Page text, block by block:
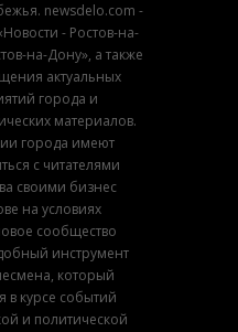
newsdelo.com -
- Ростов-на-
на-Дону», а также
актуальных
города и
материалов.
города имеют
с читателями
своими бизнес
на условиях
сообщество
инструмент
который
в курсе событий
и политической